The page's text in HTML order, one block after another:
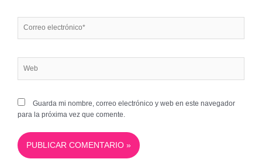
electrónico*
Guarda mi nombre, correo electrónico y web en este navegador
para la próxima vez que comente.